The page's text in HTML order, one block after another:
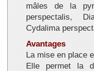
mâles de la
perspectalis,
Cydalima
Avantages
La mise en place
Elle permet la